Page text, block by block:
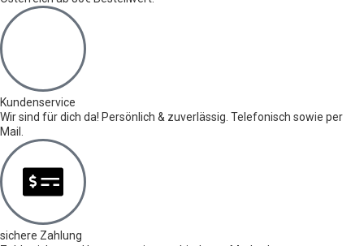
Kundenservice
Wir sind für dich da! Persönlich & zuverlässig. Telefonisch sowie per
Mail.
sichere Zahlung